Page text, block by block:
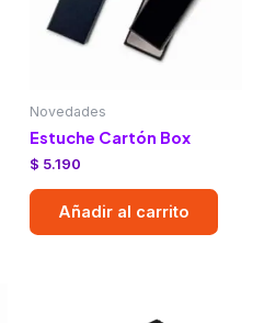
Novedades
Estuche Cartón Box
$ 5.190
Añadir al carrito